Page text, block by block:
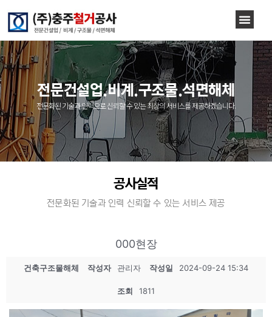
전문건설업.비계.구조물.석면해체
전문화된 기술과 인력으로 신뢰할 수 있는 최상의 서비스를 제공하겠습니다.
공사실적
전문화된 기술과 인력 신뢰할 수 있는 서비스 제공
000현장
건축구조물해체 작성자 관리자 작성일 2024-09-24 15:34
조회 1811